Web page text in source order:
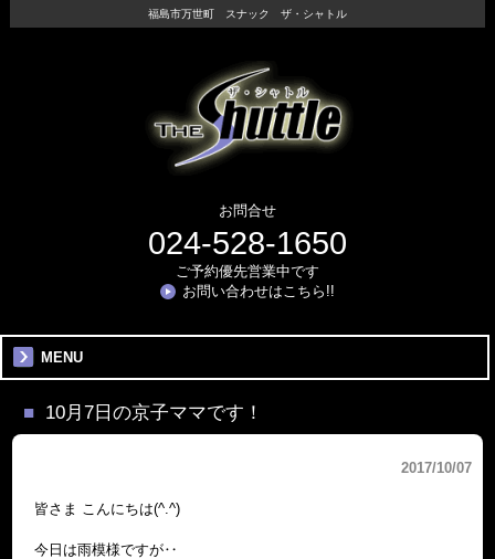
福島市万世町 スナック ザ・シャトル
お問合せ
024-528-1650
ご予約優先営業中です
お問い合わせはこちら!!
MENU
10月7日の京子ママです！
2017/10/07
皆さま こんにちは(^.^)
今日は雨模様ですが‥